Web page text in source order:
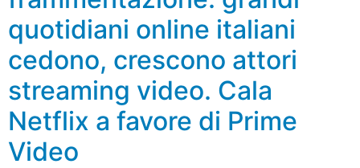
quotidiani online italiani
cedono, crescono attori
streaming video. Cala
Netflix a favore di Prime
Video